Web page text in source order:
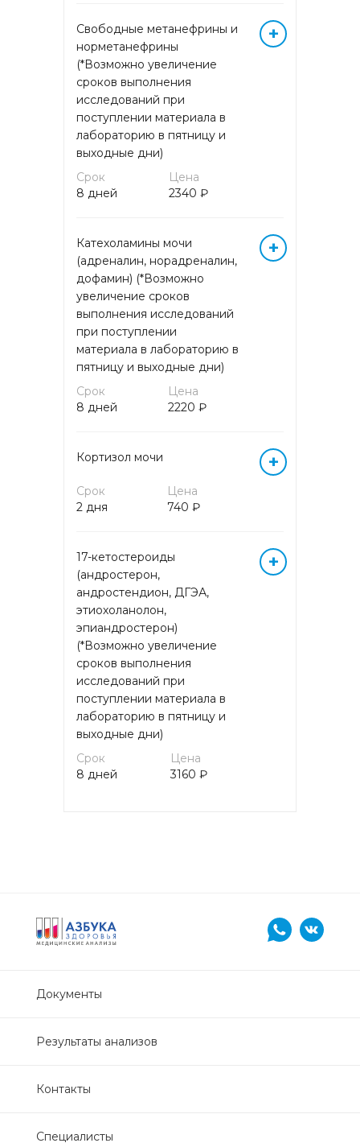
Онкогематология
Онкомаркеры
Программы прентального
скрининга
Серологические маркеры
микроэлементы
Услуги
Установление родства
Химико-токсикологические
исследования
Цитогенетические
исследования
Свободные метанефрины и
норметанефрины
(*Возможно увеличение
сроков выполнения
исследований при
поступлении материала в
лабораторию в пятницу и
выходные дни)
Срок
8 дней
Цена
2340 ₽
+
Катехоламины мочи
(адреналин, норадреналин,
дофамин) (*Возможно
увеличение сроков
выполнения исследований
при поступлении
материала в лабораторию в
пятницу и выходные дни)
Срок
8 дней
Цена
2220 ₽
+
Кортизол мочи
Срок
2 дня
Цена
740 ₽
+
17-кетостероиды
(андростерон,
андростендион, ДГЭА,
этиохоланолон,
эпиандростерон)
(*Возможно увеличение
сроков выполнения
исследований при
поступлении материала в
лабораторию в пятницу и
выходные дни)
Срок
8 дней
Цена
3160 ₽
+
Документы
Результаты анализов
Контакты
Специалисты